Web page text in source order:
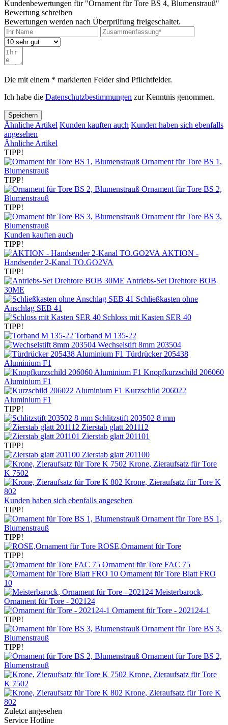
Kundenbewertungen für "Ornament für Tore BS 4, Blumenstrauß"
Bewertung schreiben
Bewertungen werden nach Überprüfung freigeschaltet.
Die mit einem * markierten Felder sind Pflichtfelder.
Ich habe die Datenschutzbestimmungen zur Kenntnis genommen.
Speichern
Ähnliche Artikel Kunden kauften auch Kunden haben sich ebenfalls
angesehen
Ähnliche Artikel
TIPP!
Ornament für Tore BS 1,
Blumenstrauß
TIPP!
Ornament für Tore BS 2,
Blumenstrauß
TIPP!
Ornament für Tore BS 3,
Blumenstrauß
Kunden kauften auch
TIPP!
AKTION -
Handsender 2-Kanal TO.GO2VA
TIPP!
Antriebs-Set Drehtore BOB
30ME
Schließkasten ohne
Anschlag SEB 41
Schloss mit Kasten SER 40
TIPP!
Torband M 135-22
Wechselstift 8mm 203504
Türdrücker 205438
Aluminium F1
Knopfkurzschild 206060
Aluminium F1
Kurzschild 206022
Aluminium F1
TIPP!
Schlitzstift 203502 8 mm
Zierstab glatt 201112
Zierstab glatt 201101
TIPP!
Zierstab glatt 201100
Krone, Zieraufsatz für Tore
K 7502
Krone, Zieraufsatz für Tore K
802
Kunden haben sich ebenfalls angesehen
TIPP!
Ornament für Tore BS 1,
Blumenstrauß
TIPP!
ROSE,Ornament für Tore
TIPP!
Ornament für Tore FAC 75
Ornament für Tore Blatt FRO
10
Meisterbarock,
Ornament für Tore - 202124
Ornament für Tore - 202124-1
TIPP!
Ornament für Tore BS 3,
Blumenstrauß
TIPP!
Ornament für Tore BS 2,
Blumenstrauß
Krone, Zieraufsatz für Tore
K 7502
Krone, Zieraufsatz für Tore K
802
Zuletzt angesehen
Service Hotline